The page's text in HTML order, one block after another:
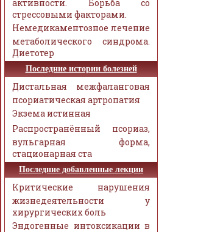
стрессовыми факторами.
Немедикаментозное лечение
метаболического синдрома.
Диетотер
Последние истории болезней
Дистальная межфаланговая
псориатическая артропатия
Экзема истинная
Распространённый псориаз,
вульгарная форма,
стационарная ста
Последние добавленные лекции
Критические нарушения
жизнедеятельности у
хирургических боль
Эндогенные интоксикации в